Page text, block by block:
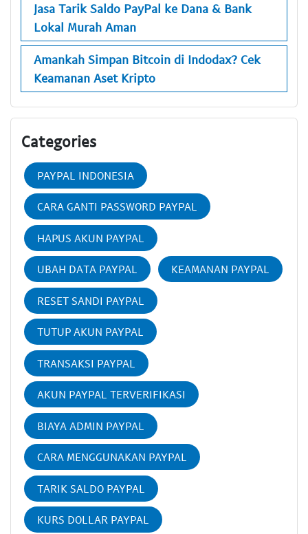
Jasa Tarik Saldo PayPal ke Dana & Bank
Lokal Murah Aman
Amankah Simpan Bitcoin di Indodax? Cek
Keamanan Aset Kripto
Categories
PAYPAL INDONESIA
CARA GANTI PASSWORD PAYPAL
HAPUS AKUN PAYPAL
UBAH DATA PAYPAL KEAMANAN PAYPAL
RESET SANDI PAYPAL
TUTUP AKUN PAYPAL
TRANSAKSI PAYPAL
AKUN PAYPAL TERVERIFIKASI
BIAYA ADMIN PAYPAL
CARA MENGGUNAKAN PAYPAL
TARIK SALDO PAYPAL
KURS DOLLAR PAYPAL